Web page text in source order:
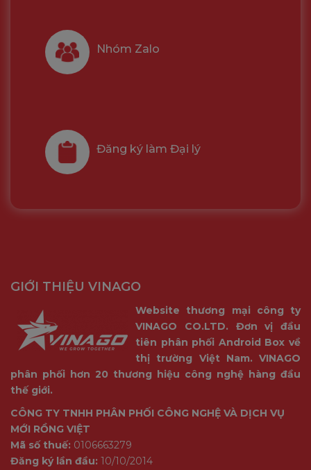
Nhóm Zalo
Đăng ký làm Đại lý
GIỚI THIỆU VINAGO
Website thương mại công ty
VINAGO CO.LTD. Đơn vị đầu
tiên phân phối Android Box về
thị trường Việt Nam. VINAGO
phân phối hơn 20 thương hiệu công nghệ hàng đầu
thế giới.
CÔNG TY TNHH PHÂN PHỐI CÔNG NGHỆ VÀ DỊCH VỤ
MỚI RỒNG VIỆT
Mã số thuế: 0106663279
Đăng ký lần đầu: 10/10/2014